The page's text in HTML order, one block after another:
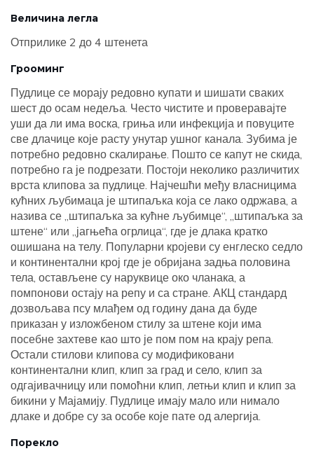
Величина легла
Отприлике 2 до 4 штенета
Грооминг
Пудлице се морају редовно купати и шишати сваких
шест до осам недеља. Често чистите и проверавајте
уши да ли има воска, гриња или инфекција и повуците
све длачице које расту унутар ушног канала. Зубима је
потребно редовно скалирање. Пошто се капут не скида,
потребно га је подрезати. Постоји неколико различитих
врста клипова за пудлице. Најчешћи међу власницима
кућних љубимаца је штипаљка која се лако одржава, а
назива се „штипаљка за кућне љубимце“, „штипаљка за
штене“ или „јагњећа огрлица“, где је длака кратко
ошишана на телу. Популарни кројеви су енглеско седло
и континентални крој где је обријана задња половина
тела, остављене су наруквице око чланака, а
помпонови остају на репу и са стране. АКЦ стандард
дозвољава псу млађем од годину дана да буде
приказан у изложбеном стилу за штене који има
посебне захтеве као што је пом пом на крају репа.
Остали стилови клипова су модификовани
континентални клип, клип за град и село, клип за
одгајивачницу или помоћни клип, летњи клип и клип за
бикини у Мајамију. Пудлице имају мало или нимало
длаке и добре су за особе које пате од алергија.
Порекло